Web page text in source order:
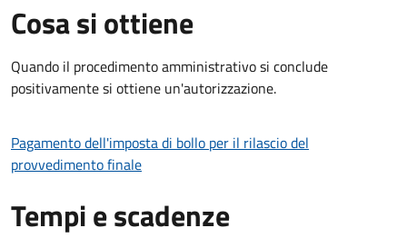
Cosa si ottiene
Quando il procedimento amministrativo si conclude
positivamente si ottiene un'autorizzazione.
Pagamento dell'imposta di bollo per il rilascio del
provvedimento finale
Tempi e scadenze